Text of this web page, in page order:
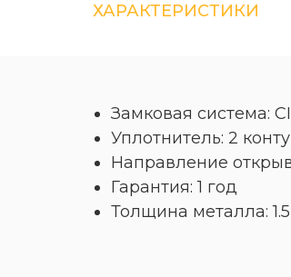
ХАРАКТЕРИСТИКИ
Замковая система:
Уплотнитель: 2
Направление
Гарантия: 1 год
Толщина металла: